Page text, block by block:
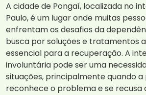
A cidade de Pongaí, localizada no
Paulo, é um lugar onde muitas
enfrentam os desafios da
busca por soluções e tratamentos
essencial para a recuperação. A
involuntária pode ser uma
situações, principalmente quando a
reconhece o problema e se recusa